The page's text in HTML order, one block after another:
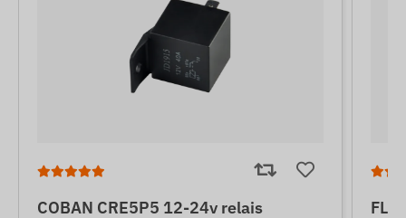
COBAN CRE5P5 12-24v relais